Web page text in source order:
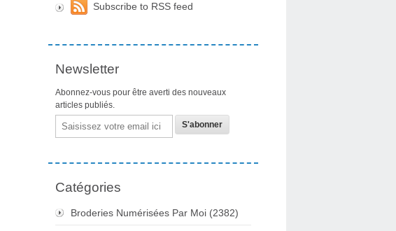
Subscribe to RSS feed
Newsletter
Abonnez-vous pour être averti des nouveaux
articles publiés.
Email
Catégories
Broderies Numérisées Par Moi (2382)